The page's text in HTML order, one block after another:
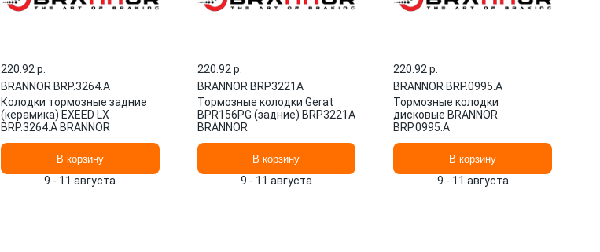
220.92 p.
BRANNOR·BRP.3264.A
Колодки тормозные задние
(керамика) EXEED LX
BRP.3264.A BRANNOR
В корзину
9 - 11 августа
220.92 p.
BRANNOR·BRP3221A
Тормозные колодки Gerat
BPR156PG (задние) BRP3221A
BRANNOR
В корзину
9 - 11 августа
220.92 p.
BRANNOR·BRP.0995.A
Тормозные колодки
дисковые BRANNOR
BRP.0995.A
В корзину
9 - 11 августа